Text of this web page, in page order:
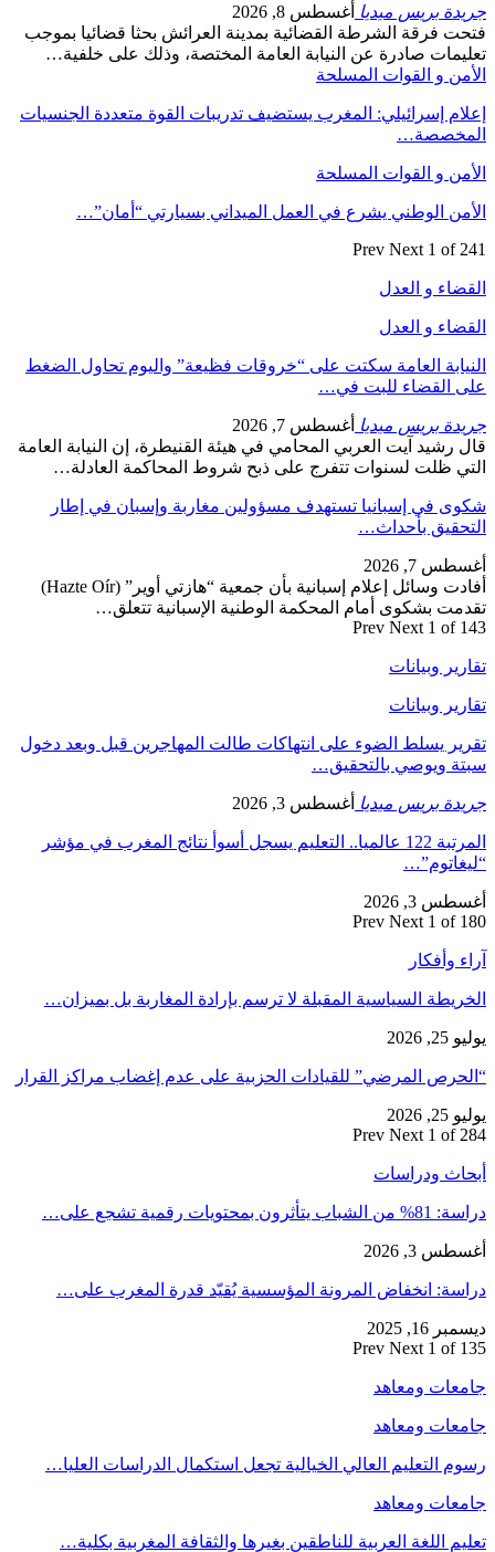
جريدة بريس ميديا أغسطس 8, 2026
فتحت فرقة الشرطة القضائية بمدينة العرائش بحثا قضائيا بموجب
تعليمات صادرة عن النيابة العامة المختصة، وذلك على خلفية…
الأمن و القوات المسلحة
إعلام إسرائيلي: المغرب يستضيف تدريبات القوة متعددة الجنسيات
المخصصة…
الأمن و القوات المسلحة
الأمن الوطني يشرع في العمل الميداني بسيارتي “أمان”…
Prev Next 1 of 241
القضاء و العدل
القضاء و العدل
النيابة العامة سكتت على “خروقات فظيعة” واليوم تحاول الضغط
على القضاء للبت في…
جريدة بريس ميديا أغسطس 7, 2026
قال رشيد آيت العربي المحامي في هيئة القنيطرة، إن النيابة العامة
التي ظلت لسنوات تتفرج على ذبح شروط المحاكمة العادلة…
شكوى في إسبانيا تستهدف مسؤولين مغاربة وإسبان في إطار
التحقيق بأحداث…
أغسطس 7, 2026
أفادت وسائل إعلام إسبانية بأن جمعية “هازتي أوير” (Hazte Oír)
تقدمت بشكوى أمام المحكمة الوطنية الإسبانية تتعلق…
Prev Next 1 of 143
تقارير وبيانات
تقارير وبيانات
تقرير يسلط الضوء على انتهاكات طالت المهاجرين قبل وبعد دخول
سبتة ويوصي بالتحقيق…
جريدة بريس ميديا أغسطس 3, 2026
المرتبة 122 عالميا.. التعليم يسجل أسوأ نتائج المغرب في مؤشر
“ليغاتوم”…
أغسطس 3, 2026
Prev Next 1 of 180
آراء وأفكار
الخريطة السياسية المقبلة لا ترسم بإرادة المغاربة بل بميزان…
يوليو 25, 2026
“الحرص المرضي” للقيادات الحزبية على عدم إغضاب مراكز القرار
يوليو 25, 2026
Prev Next 1 of 284
أبحاث ودراسات
دراسة: 81% من الشباب يتأثرون بمحتويات رقمية تشجع على…
أغسطس 3, 2026
دراسة: انخفاض المرونة المؤسسية يُقيّد قدرة المغرب على…
ديسمبر 16, 2025
Prev Next 1 of 135
جامعات ومعاهد
جامعات ومعاهد
رسوم التعليم العالي الخيالية تجعل استكمال الدراسات العليا…
جامعات ومعاهد
تعليم اللغة العربية للناطقين بغيرها والثقافة المغربية بكلية…